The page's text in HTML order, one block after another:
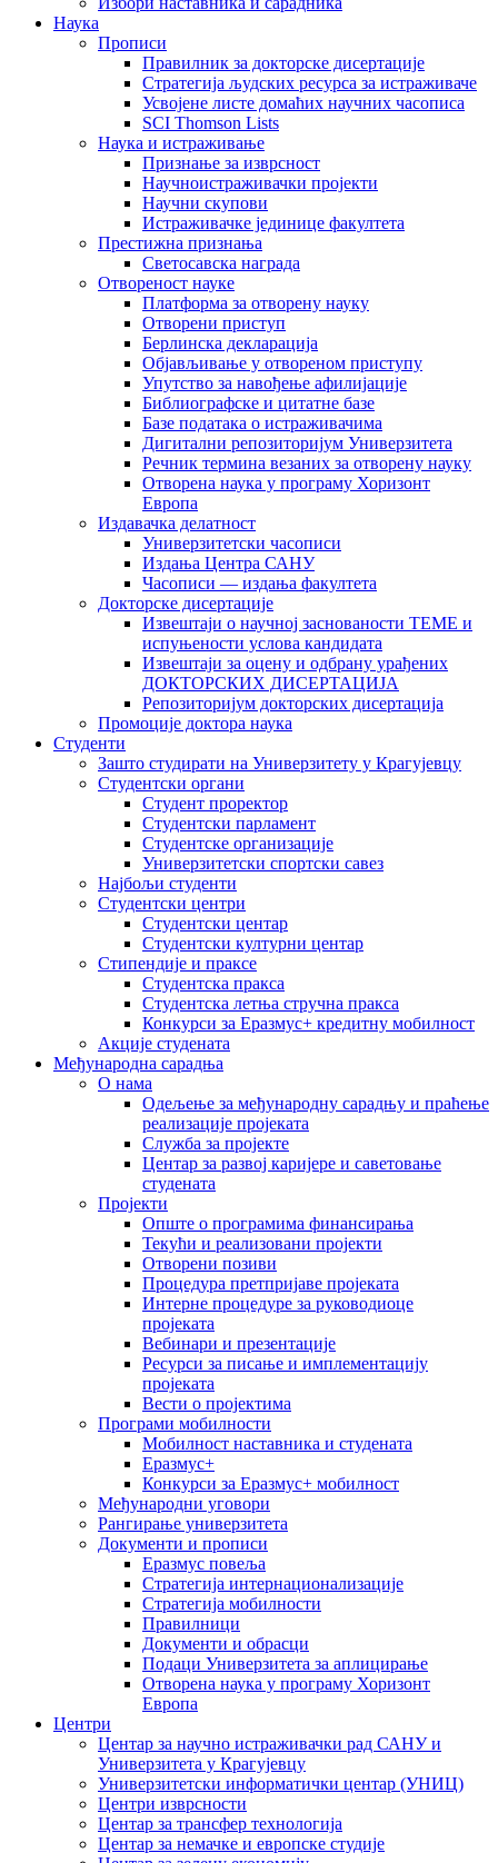
Наука
Прописи
Правилник за докторске дисертације
Стратегија људских ресурса за истраживаче
Усвојене листе домаћих научних часописа
SCI Thomson Lists
Наука и истраживање
Признање за изврсност
Научноистраживачки пројекти
Научни скупови
Истраживачке јединице факултета
Престижна признања
Светосавска награда
Отвореност науке
Платформа за отворену науку
Отворени приступ
Берлинска декларација
Објављивање у отвореном приступу
Упутство за навођење афилијације
Библиографске и цитатне базе
Базе података о истраживачима
Дигитални репозиторијум Универзитета
Рeчник термина везаних за отворену науку
Отворена наука у програму Хоризонт
Европа
Издавачка делатност
Универзитетски часописи
Издања Центра САНУ
Часописи — издања факултета
Докторске дисертације
Извештаји о научној заснованости ТЕМЕ и
испуњености услова кандидата
Извештаји за оцену и одбрану урађених
ДОКТОРСКИХ ДИСЕРТАЦИЈА
Репозиторијум докторских дисертација
Промоције доктора наука
Студенти
Зашто студирати на Универзитету у Крагујевцу
Студентски органи
Студент проректор
Студентски парламент
Студентске организације
Универзитетски спортски савез
Најбољи студенти
Студентски центри
Студентски центар
Студентски културни центар
Стипендије и праксе
Студентска пракса
Студентска летња стручна пракса
Конкурси за Еразмус+ кредитну мобилност
Акције студената
Међународна сарадња
О нама
Одељење за међународну сарадњу и праћење
реализације пројеката
Служба за пројекте
Центар за развој каријере и саветовање
студената
Пројекти
Опште о програмима финансирања
Текући и реализовани пројекти
Отворени позиви
Процедура претпријаве пројеката
Интерне процедуре за руководиоце
пројеката
Вебинари и презентације
Ресурси за писање и имплементацију
пројеката
Вести о пројектима
Програми мобилности
Мобилност наставника и студената
Еразмус+
Конкурси за Еразмус+ мобилност
Међународни уговори
Рангирање универзитета
Документи и прописи
Еразмус повеља
Стратегија интернационализације
Стратегија мобилности
Правилници
Документи и обрасци
Подаци Универзитета за аплицирање
Отворена наука у програму Хоризонт
Европа
Центри
Центар за научно истраживачки рад САНУ и
Универзитета у Крагујевцу
Универзитетски информатички центар (УНИЦ)
Центри изврсности
Центар за трансфер технологија
Центар за немачке и европске студије